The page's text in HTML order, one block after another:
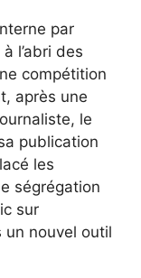
par
l’abri des
compétition
après une
le
publication
les
ségrégation
sur
un nouvel outil